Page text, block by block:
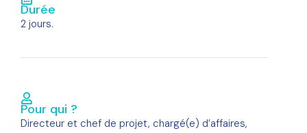
Durée
2 jours.
Pour qui ?
Directeur et chef de projet, chargé(e) d’affaires,